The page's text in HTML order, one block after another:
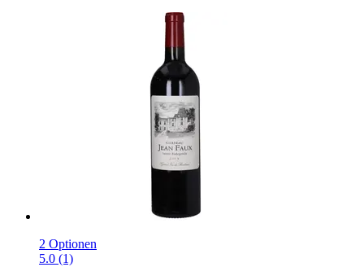
2 Optionen
5.0 (1)